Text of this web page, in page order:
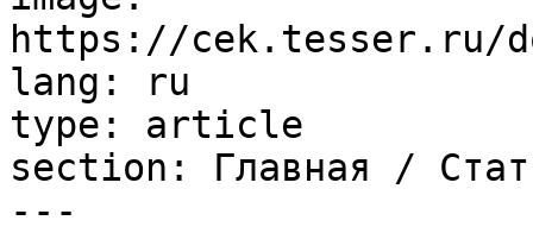
https://cek.tesser.ru/
lang: ru
type: article
section: Главная /
---